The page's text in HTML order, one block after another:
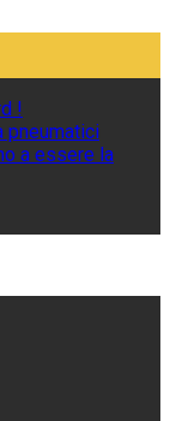
!
pneumatici
a essere la